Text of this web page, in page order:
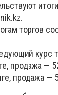
торгов
курс
продажа —
продажа —